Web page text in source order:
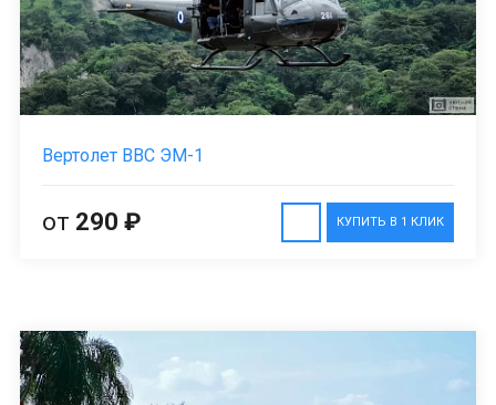
Вертолет ВВС ЭМ-1
КУПИТЬ В 1 КЛИК
от 290 ₽